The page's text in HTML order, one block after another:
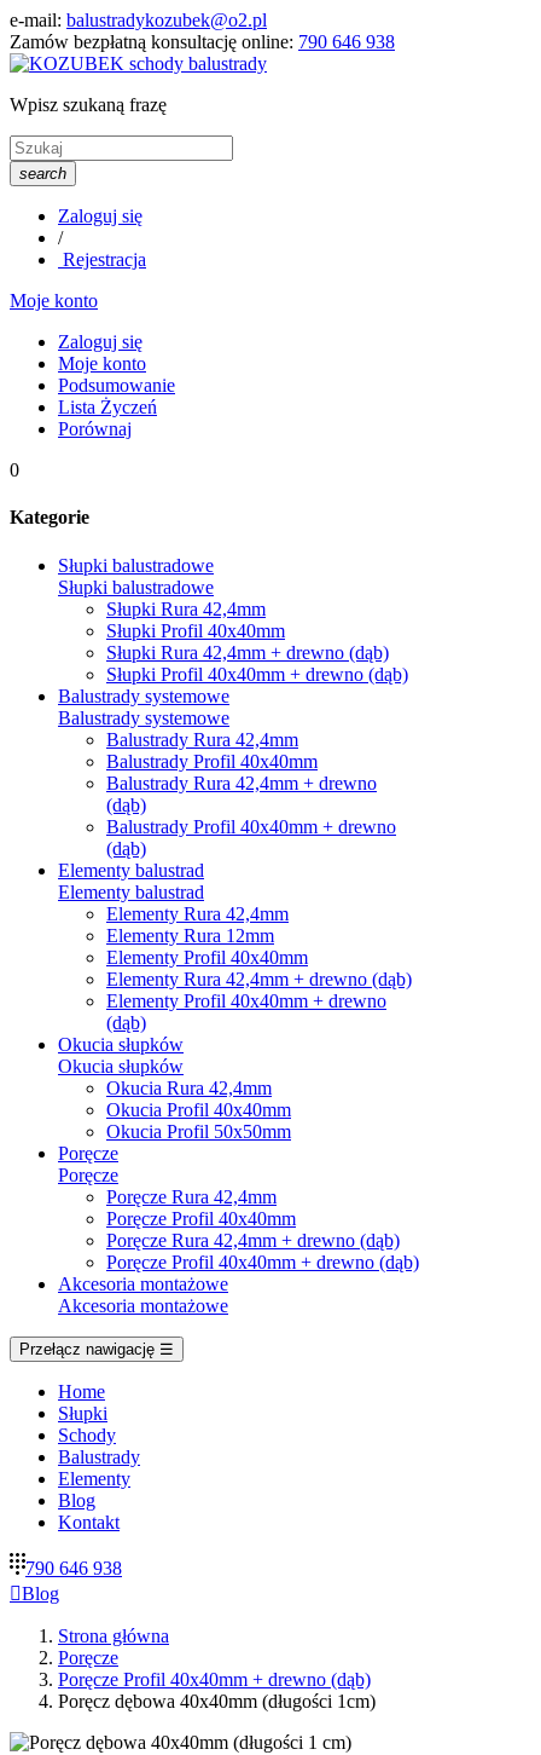
e-mail: balustradykozubek@o2.pl
Zamów bezpłatną konsultację online: 790 646 938
Wpisz szukaną frazę
search
Zaloguj się
/
Rejestracja
Moje konto
Zaloguj się
Moje konto
Podsumowanie
Lista Życzeń
Porównaj
0
Kategorie
Słupki balustradowe
Słupki balustradowe
Słupki Rura 42,4mm
Słupki Profil 40x40mm
Słupki Rura 42,4mm + drewno (dąb)
Słupki Profil 40x40mm + drewno (dąb)
Balustrady systemowe
Balustrady systemowe
Balustrady Rura 42,4mm
Balustrady Profil 40x40mm
Balustrady Rura 42,4mm + drewno
(dąb)
Balustrady Profil 40x40mm + drewno
(dąb)
Elementy balustrad
Elementy balustrad
Elementy Rura 42,4mm
Elementy Rura 12mm
Elementy Profil 40x40mm
Elementy Rura 42,4mm + drewno (dąb)
Elementy Profil 40x40mm + drewno
(dąb)
Okucia słupków
Okucia słupków
Okucia Rura 42,4mm
Okucia Profil 40x40mm
Okucia Profil 50x50mm
Poręcze
Poręcze
Poręcze Rura 42,4mm
Poręcze Profil 40x40mm
Poręcze Rura 42,4mm + drewno (dąb)
Poręcze Profil 40x40mm + drewno (dąb)
Akcesoria montażowe
Akcesoria montażowe
Przełącz nawigację ☰
Home
Słupki
Schody
Balustrady
Elementy
Blog
Kontakt
790 646 938
Blog
Strona główna
Poręcze
Poręcze Profil 40x40mm + drewno (dąb)
Poręcz dębowa 40x40mm (długości 1cm)